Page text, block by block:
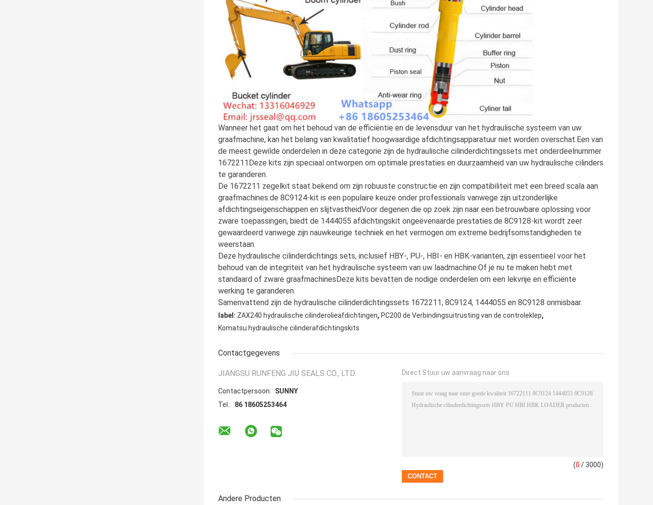
Wanneer het gaat om het behoud van de efficiëntie en de levensduur van het hydraulische systeem van uw
graafmachine, kan het belang van kwalitatief hoogwaardige afdichtingsapparatuur niet worden overschat.Een van
de meest gewilde onderdelen in deze categorie zijn de hydraulische cilinderdichtingssets met onderdeelnummer
1672211Deze kits zijn speciaal ontworpen om optimale prestaties en duurzaamheid van uw hydraulische cilinders
te garanderen.
De 1672211 zegelkit staat bekend om zijn robuuste constructie en zijn compatibiliteit met een breed scala aan
graafmachines.de 8C9124-kit is een populaire keuze onder professionals vanwege zijn uitzonderlijke
afdichtingseigenschappen en slijtvastheidVoor degenen die op zoek zijn naar een betrouwbare oplossing voor
zware toepassingen, biedt de 1444055 afdichtingskit ongeëvenaarde prestaties.de 8C9128-kit wordt zeer
gewaardeerd vanwege zijn nauwkeurige techniek en het vermogen om extreme bedrijfsomstandigheden te
weerstaan.
Deze hydraulische cilinderdichtings sets, inclusief HBY-, PU-, HBI- en HBK-varianten, zijn essentieel voor het
behoud van de integriteit van het hydraulische systeem van uw laadmachine.Of je nu te maken hebt met
standaard of zware graafmachinesDeze kits bevatten de nodige onderdelen om een lekvrije en efficiënte
werking te garanderen.
Samenvattend zijn de hydraulische cilinderdichtingssets 1672211, 8C9124, 1444055 en 8C9128 onmisbaar.
label: ZAX240 hydraulische cilinderolieafdichtingen, PC200 de Verbindingsuitrusting van de controleklep,
Komatsu hydraulische cilinderafdichtingskits
Contactgegevens
JIANGSU RUNFENG JIU SEALS CO., LTD.
Contactpersoon:
SUNNY
Tel.:
86 18605253464
Direct Stuur uw aanvraag naar ons
(0 / 3000)
Andere Producten